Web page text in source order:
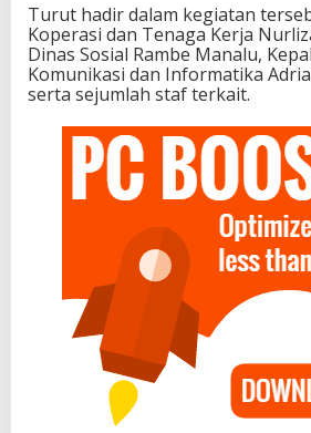
Turut hadir dalam kegiatan
Koperasi dan Tenaga Kerja
Dinas Sosial Rambe Manalu,
Komunikasi dan Informatika
serta sejumlah staf terkait.